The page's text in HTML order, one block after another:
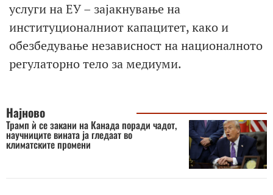
услуги на ЕУ – зајакнување на
институционалниот капацитет, како и
обезбедување независност на националното
регулаторно тело за медиуми.
Најново
Трамп ѝ се закани на Канада поради чадот,
научниците вината ја гледаат во
климатските промени